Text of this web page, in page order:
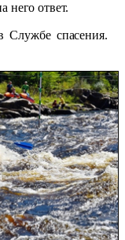
него ответ.
Службе спасения.